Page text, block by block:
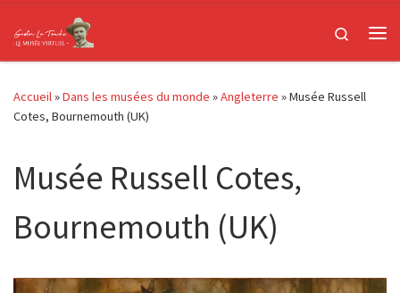
Passer au contenu
Search
Accueil»Dans les musées du monde »Angleterre »Musée Russell
Cotes, Bournemouth (UK)
Musée Russell Cotes,
Bournemouth (UK)